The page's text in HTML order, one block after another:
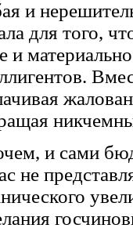
и
для того,
и
и сами
не